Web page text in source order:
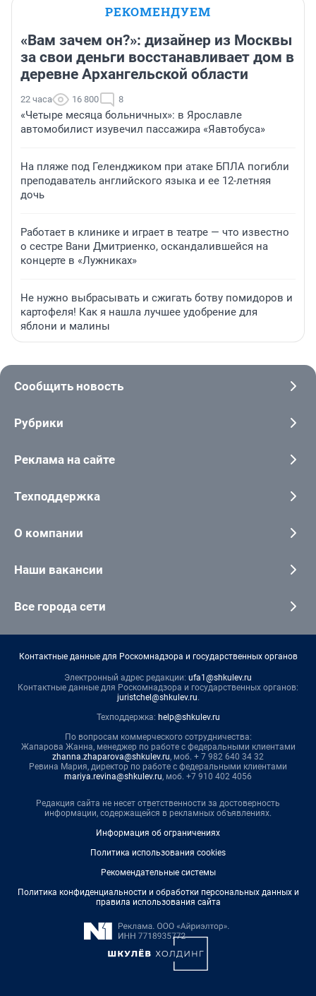
РЕКОМЕНДУЕМ
«Вам зачем он?»: дизайнер из Москвы
за свои деньги восстанавливает дом в
деревне Архангельской области
22 часа 16 800 8
«Четыре месяца больничных»: в Ярославле
автомобилист изувечил пассажира «Яавтобуса»
На пляже под Геленджиком при атаке БПЛА погибли
преподаватель английского языка и ее 12-летняя
дочь
Работает в клинике и играет в театре — что известно
о сестре Вани Дмитриенко, оскандалившейся на
концерте в «Лужниках»
Не нужно выбрасывать и сжигать ботву помидоров и
картофеля! Как я нашла лучшее удобрение для
яблони и малины
Сообщить новость
Рубрики
Реклама на сайте
Техподдержка
О компании
Наши вакансии
Все города сети
Контактные данные для Роскомнадзора и государственных органов
Электронный адрес редакции: ufa1@shkulev.ru
Контактные данные для Роскомнадзора и государственных органов:
juristchel@shkulev.ru.
Техподдержка: help@shkulev.ru
По вопросам коммерческого сотрудничества:
Жапарова Жанна, менеджер по работе с федеральными клиентами
zhanna.zhaparova@shkulev.ru, моб. + 7 982 640 34 32
Ревина Мария, директор по работе с федеральными клиентами
mariya.revina@shkulev.ru, моб. +7 910 402 4056
Редакция сайта не несет ответственности за достоверность
информации, содержащейся в рекламных объявлениях.
Информация об ограничениях
Политика использования cookies
Рекомендательные системы
Политика конфиденциальности и обработки персональных данных и
правила использования сайта